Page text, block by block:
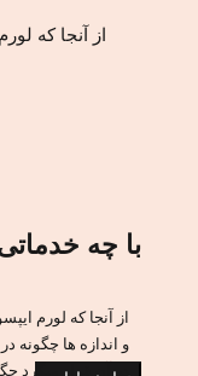
از آنجا که
با چه
از آنجا که لورم
و اندازه ها چگونه
در آن قرار میگرد